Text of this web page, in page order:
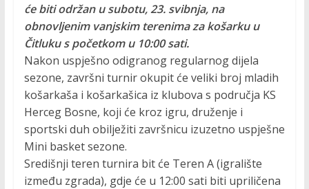
će biti održan u subotu, 23. svibnja, na
obnovljenim vanjskim terenima za košarku u
Čitluku s početkom u 10:00 sati.
Nakon uspješno odigranog regularnog dijela
sezone, završni turnir okupit će veliki broj mladih
košarkaša i košarkašica iz klubova s područja KS
Herceg Bosne, koji će kroz igru, druženje i
sportski duh obilježiti završnicu izuzetno uspješne
Mini basket sezone.
Središnji teren turnira bit će Teren A (igralište
između zgrada), gdje će u 12:00 sati biti upriličena